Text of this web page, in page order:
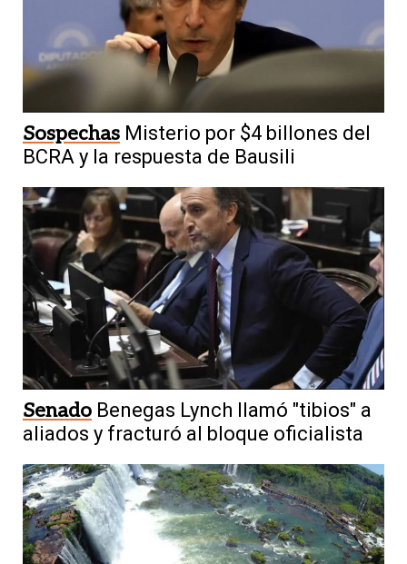
Sospechas Misterio por $4 billones del
BCRA y la respuesta de Bausili
Senado Benegas Lynch llamó "tibios" a
aliados y fracturó al bloque oficialista